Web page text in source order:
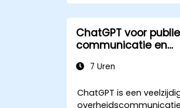
ChatGPT voor
communicatie en
7 Uren
ChatGPT is een